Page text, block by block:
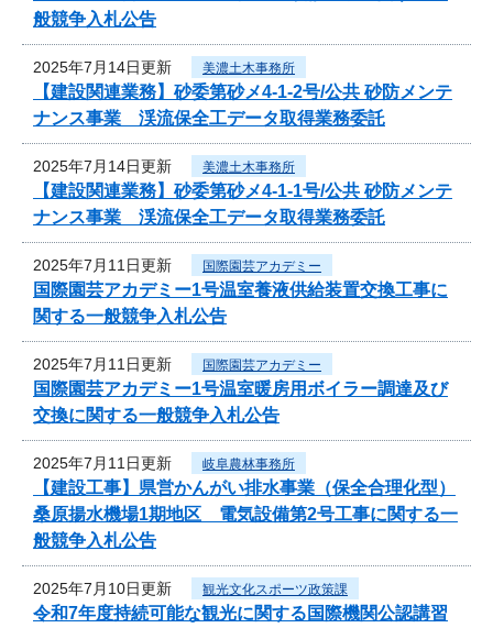
般競争入札公告
2025年7月14日更新 美濃土木事務所
【建設関連業務】砂委第砂メ4-1-2号/公共 砂防メンテ
ナンス事業 渓流保全工データ取得業務委託
2025年7月14日更新 美濃土木事務所
【建設関連業務】砂委第砂メ4-1-1号/公共 砂防メンテ
ナンス事業 渓流保全工データ取得業務委託
2025年7月11日更新 国際園芸アカデミー
国際園芸アカデミー1号温室養液供給装置交換工事に
関する一般競争入札公告
2025年7月11日更新 国際園芸アカデミー
国際園芸アカデミー1号温室暖房用ボイラー調達及び
交換に関する一般競争入札公告
2025年7月11日更新 岐阜農林事務所
【建設工事】県営かんがい排水事業（保全合理化型）
桑原揚水機場1期地区 電気設備第2号工事に関する一
般競争入札公告
2025年7月10日更新 観光文化スポーツ政策課
令和7年度持続可能な観光に関する国際機関公認講習